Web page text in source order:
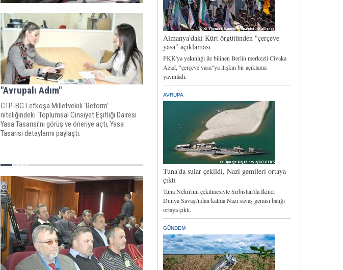
"Avrupalı Adım"
CTP-BG Lefkoşa Milletvekili ‘Reform’
niteliğindeki ‘Toplumsal Cinsiyet Eşitliği Dairesi
Yasa Tasarısı’nı görüş ve öneriye açtı, Yasa
Tasarısı detaylarını paylaştı.